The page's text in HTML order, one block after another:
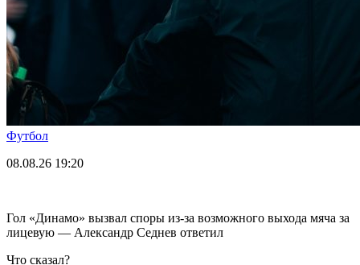
Футбол
08.08.26 19:20
Гол «Динамо» вызвал споры из-за возможного выхода мяча за
лицевую — Александр Седнев ответил
Что сказал?